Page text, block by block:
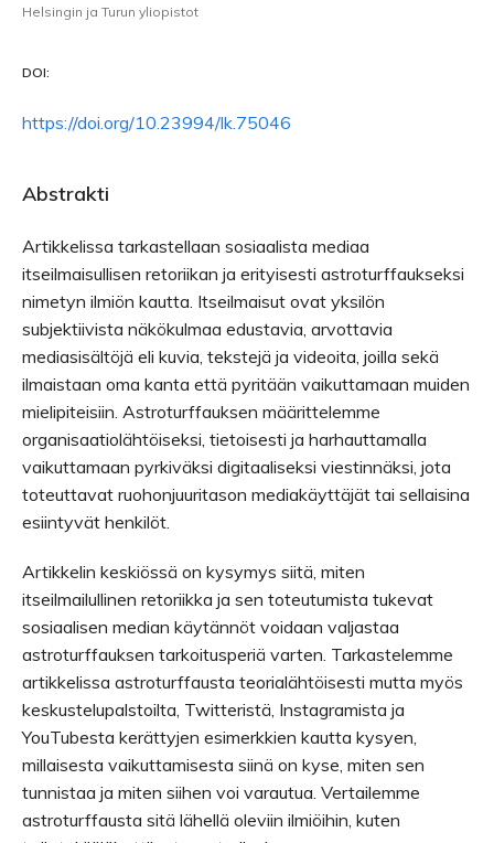
Helsingin ja Turun yliopistot
DOI:
https://doi.org/10.23994/lk.75046
Abstrakti
Artikkelissa tarkastellaan sosiaalista mediaa
itseilmaisullisen retoriikan ja erityisesti astroturffaukseksi
nimetyn ilmiön kautta. Itseilmaisut ovat yksilön
subjektiivista näkökulmaa edustavia, arvottavia
mediasisältöjä eli kuvia, tekstejä ja videoita, joilla sekä
ilmaistaan oma kanta että pyritään vaikuttamaan muiden
mielipiteisiin. Astroturffauksen määrittelemme
organisaatiolähtöiseksi, tietoisesti ja harhauttamalla
vaikuttamaan pyrkiväksi digitaaliseksi viestinnäksi, jota
toteuttavat ruohonjuuritason mediakäyttäjät tai sellaisina
esiintyvät henkilöt.
Artikkelin keskiössä on kysymys siitä, miten
itseilmailullinen retoriikka ja sen toteutumista tukevat
sosiaalisen median käytännöt voidaan valjastaa
astroturffauksen tarkoitusperiä varten. Tarkastelemme
artikkelissa astroturffausta teorialähtöisesti mutta myös
keskustelupalstoilta, Twitteristä, Instagramista ja
YouTubesta kerättyjen esimerkkien kautta kysyen,
millaisesta vaikuttamisesta siinä on kyse, miten sen
tunnistaa ja miten siihen voi varautua. Vertailemme
astroturffausta sitä lähellä oleviin ilmiöihin, kuten